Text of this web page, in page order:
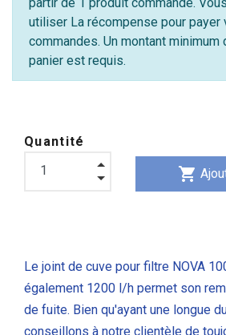
utiliser La récompense pour payer
commandes. Un montant minimum
panier est requis.
Quantité
shopping_cart
Le joint de cuve pour filtre NOVA
également 1200 l/h permet son
de fuite. Bien qu'ayant une longue
conseillons à notre clientèle de